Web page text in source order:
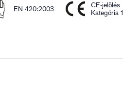
EN 420:2003
CE-jelölés
Kategória 1